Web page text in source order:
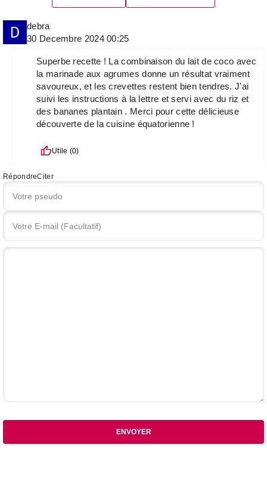
debra
30 Decembre 2024 00:25
Superbe recette ! La combinaison du lait de coco avec
la marinade aux agrumes donne un résultat vraiment
savoureux, et les crevettes restent bien tendres. J'ai
suivi les instructions à la lettre et servi avec du riz et
des bananes plantain . Merci pour cette délicieuse
découverte de la cuisine équatorienne !
Utile (0)
RépondreCiter
Votre commentaire
ENVOYER